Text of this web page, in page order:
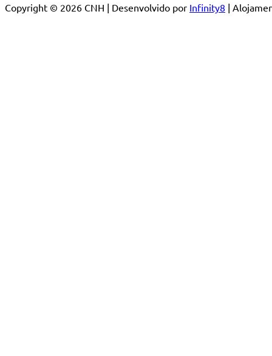
Copyright © 2026 CNH | Desenvolvido por Infinity8 |